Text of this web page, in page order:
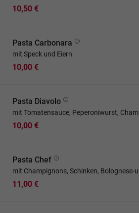
10,50 €
Pasta Carbonara
mit Speck und Eiern
10,00 €
Pasta Diavolo
mit Tomatensauce, Peperoniwurst,
10,00 €
Pasta Chef
mit Champignons, Schinken, Bolognese-
11,00 €